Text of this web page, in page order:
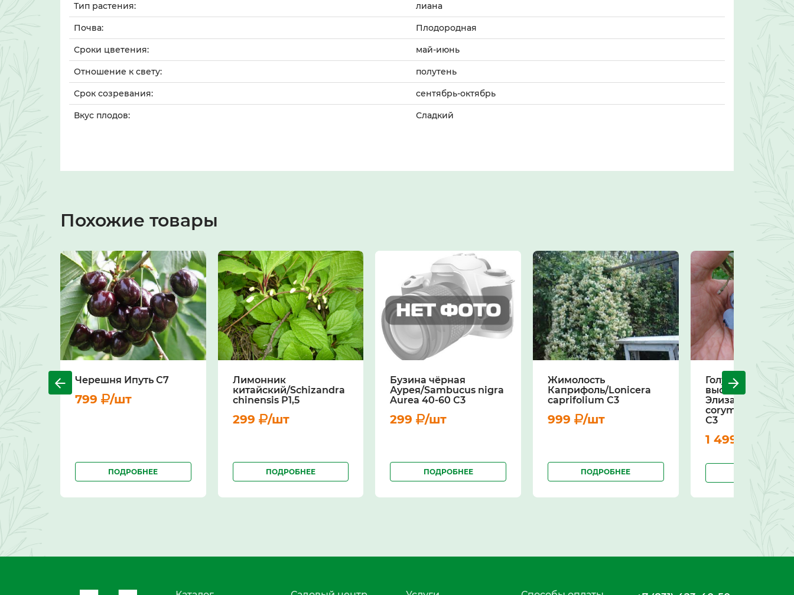
Тип растения: лиана
Почва: Плодородная
Сроки цветения: май-июнь
Отношение к свету: полутень
Срок созревания: сентябрь-октябрь
Вкус плодов: Сладкий
Похожие товары
Черешня Ипуть С7
799 /шт
ПОДРОБНЕЕ
Лимонник
китайский/Schizandra
chinensis Р1,5
299 /шт
ПОДРОБНЕЕ
Бузина чёрная
Аурея/Sambucus nigra
Aurea 40-60 С3
299 /шт
ПОДРОБНЕЕ
Жимолость
Каприфоль/Lonicera
caprifolium С3
999 /шт
ПОДРОБНЕЕ
Голубика
высокорослая
Элизабет/
corymbosum
С3
1 499